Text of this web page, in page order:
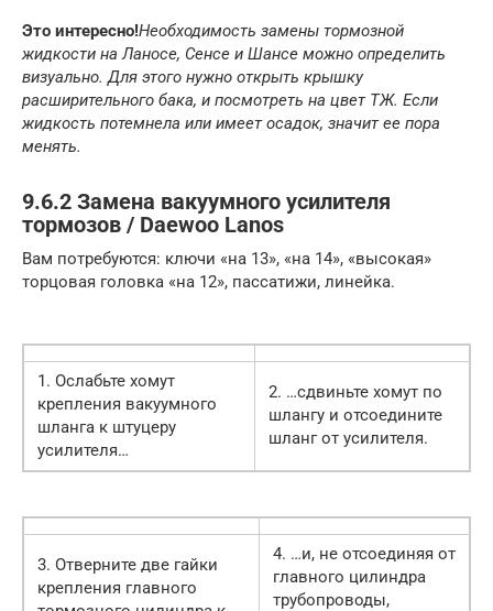
Это интересно!Необходимость замены тормозной
жидкости на Ланосе, Сенсе и Шансе можно определить
визуально. Для этого нужно открыть крышку
расширительного бака, и посмотреть на цвет ТЖ. Если
жидкость потемнела или имеет осадок, значит ее пора
менять.
9.6.2 Замена вакуумного усилителя
тормозов / Daewoo Lanos
Вам потребуются: ключи «на 13», «на 14», «высокая»
торцовая головка «на 12», пассатижи, линейка.
1. Ослабьте хомут
крепления вакуумного
шланга к штуцеру
усилителя…
2. …сдвиньте хомут по
шлангу и отсоедините
шланг от усилителя.
3. Отверните две гайки
крепления главного
4. …и, не отсоединяя от
главного цилиндра
трубопроводы,